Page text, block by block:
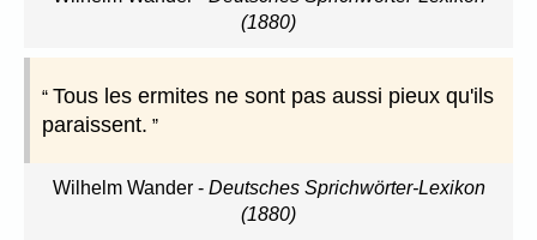
(1880)
Tous les ermites ne sont pas aussi pieux qu'ils
paraissent.
Wilhelm Wander- Deutsches Sprichwörter-Lexikon
(1880)